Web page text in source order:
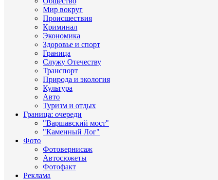
Мир вокруг
Происшествия
Криминал
Экономика
Здоровье и спорт
Граница
Служу Отечеству
Транспорт
Природа и экология
Культура
Авто
Туризм и отдых
Граница: очереди
"Варшавский мост"
"Каменный Лог"
Фото
Фотовернисаж
Автосюжеты
Фотофакт
Реклама